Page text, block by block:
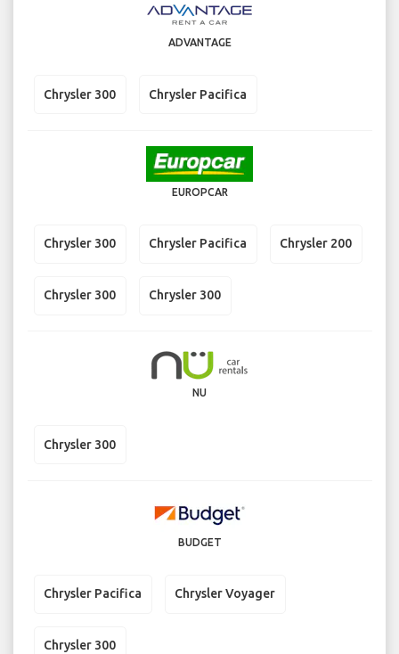
ADVANTAGE
Chrysler 300 Chrysler Pacifica
EUROPCAR
Chrysler 300 Chrysler Pacifica Chrysler 200
Chrysler 300 Chrysler 300
NU
Chrysler 300
BUDGET
Chrysler Pacifica Chrysler Voyager
Chrysler 300